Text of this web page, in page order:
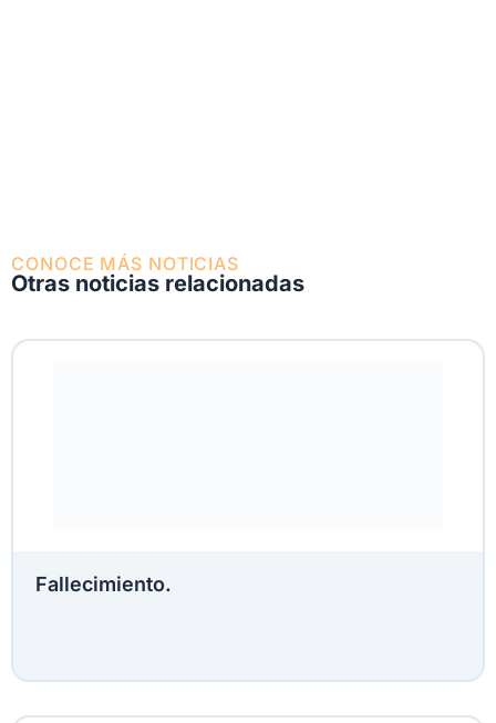
CONOCE MÁS NOTICIAS
Otras noticias relacionadas
Fallecimiento.